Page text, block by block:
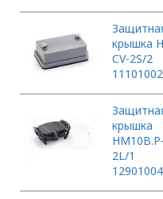
крышка
CV-2S/2
крышка
2L/1